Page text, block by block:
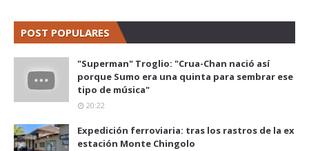
POST POPULARES
"Superman" Troglio: "Crua-Chan nació así
porque Sumo era una quinta para sembrar ese
tipo de música"
20:22
Expedición ferroviaria: tras los rastros de la ex
estación Monte Chingolo